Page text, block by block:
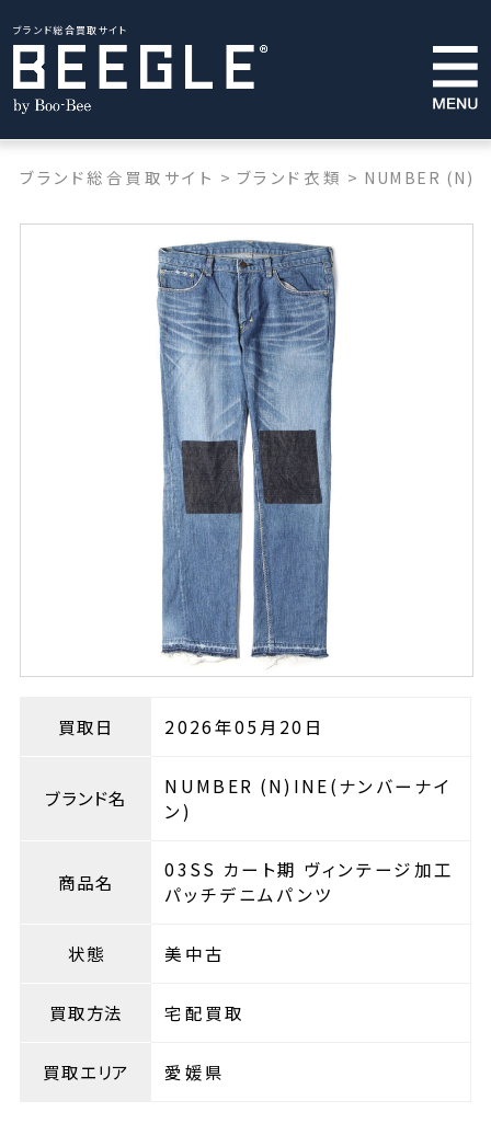
ブランド総合買取サイト
ブランド総合買取サイト > ブランド衣類 > NUMBER
買取日 2026年05月20日
ブランド名
NUMBER (N)INE(ナンバーナイ
ン)
商品名
03SS カート期 ヴィンテージ加工
パッチデニムパンツ
状態 美中古
買取方法 宅配買取
買取エリア 愛媛県